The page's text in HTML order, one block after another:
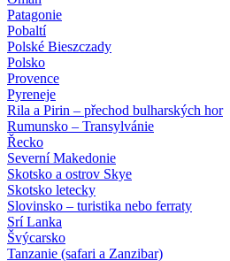
Patagonie
Pobaltí
Polské Bieszczady
Polsko
Provence
Pyreneje
Rila a Pirin – přechod bulharských hor
Rumunsko – Transylvánie
Řecko
Severní Makedonie
Skotsko a ostrov Skye
Skotsko letecky
Slovinsko – turistika nebo ferraty
Srí Lanka
Švýcarsko
Tanzanie (safari a Zanzibar)